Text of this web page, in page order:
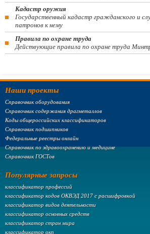
Кадастр оружия
Государственный кадастр гражданского и
патронов к нему
Правила по охране труда
Действующие правила по охране труда
Наши проекты
Справочник оборудования
Справочник содержания драгметаллов
Коды общероссийских классификаторов
Справочник подшипников
Федеральные реестры онлайн
Справочник по здравоохранению и медицине
Справочник ГОСТов
Популярные запросы
классификатор профессий
классификатор кодов ОКВЭД 2017 с расшифровкой
классификатор видов деятельности
классификатор основных средств
классификатор стран мира
классификатор окп